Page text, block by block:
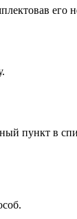
пункт в